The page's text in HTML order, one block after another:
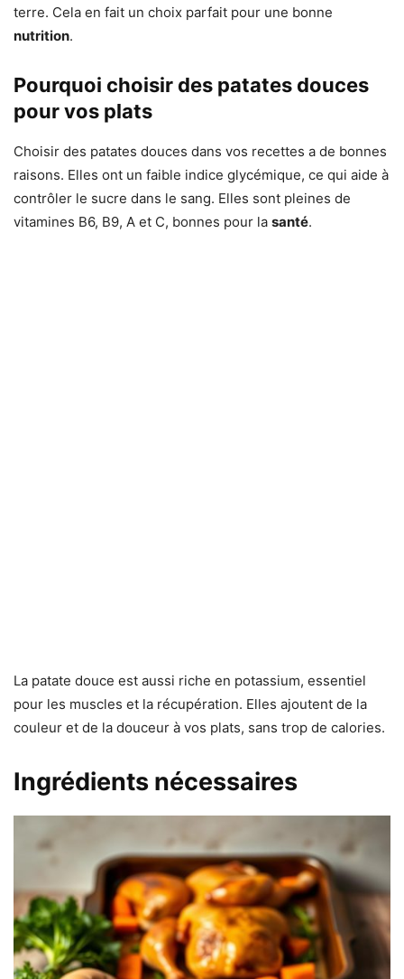
terre. Cela en fait un choix parfait pour une bonne
nutrition.
Pourquoi choisir des patates douces
pour vos plats
Choisir des patates douces dans vos recettes a de bonnes
raisons. Elles ont un faible indice glycémique, ce qui aide à
contrôler le sucre dans le sang. Elles sont pleines de
vitamines B6, B9, A et C, bonnes pour la santé.
La patate douce est aussi riche en potassium, essentiel
pour les muscles et la récupération. Elles ajoutent de la
couleur et de la douceur à vos plats, sans trop de calories.
Ingrédients nécessaires